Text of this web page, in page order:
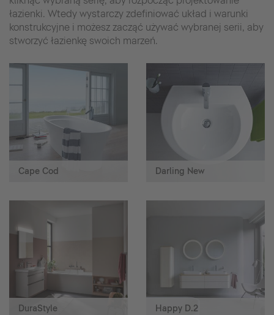
łazienki. Wtedy wystarczy zdefiniować układ i warunki
konstrukcyjne i możesz zacząć używać wybranej serii, aby
stworzyć łazienkę swoich marzeń.
Cape Cod Darling New
DuraStyle Happy D.2